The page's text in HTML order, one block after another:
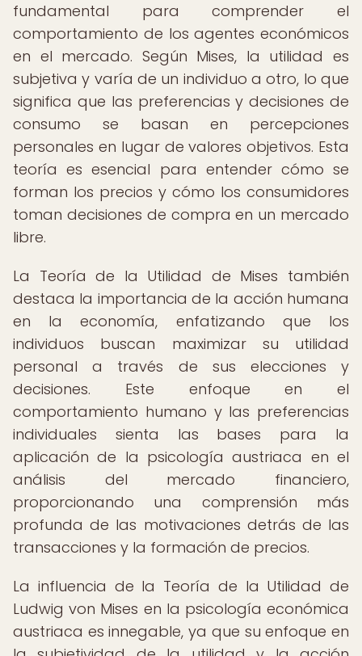
fundamental para comprender el
comportamiento de los agentes económicos
en el mercado. Según Mises, la utilidad es
subjetiva y varía de un individuo a otro, lo que
significa que las preferencias y decisiones de
consumo se basan en percepciones
personales en lugar de valores objetivos. Esta
teoría es esencial para entender cómo se
forman los precios y cómo los consumidores
toman decisiones de compra en un mercado
libre.
La Teoría de la Utilidad de Mises también
destaca la importancia de la acción humana
en la economía, enfatizando que los
individuos buscan maximizar su utilidad
personal a través de sus elecciones y
decisiones. Este enfoque en el
comportamiento humano y las preferencias
individuales sienta las bases para la
aplicación de la psicología austriaca en el
análisis del mercado financiero,
proporcionando una comprensión más
profunda de las motivaciones detrás de las
transacciones y la formación de precios.
La influencia de la Teoría de la Utilidad de
Ludwig von Mises en la psicología económica
austriaca es innegable, ya que su enfoque en